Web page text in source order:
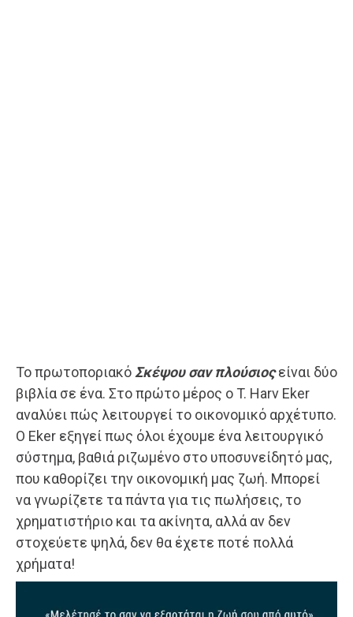
Το πρωτοποριακό Σκέψου σαν πλούσιος είναι δύο
βιβλία σε ένα. Στο πρώτο μέρος ο T. Harv Eker
αναλύει πώς λειτουργεί το οικο­νομικό αρχέτυπο.
Ο Eker εξηγεί πως όλοι έχουμε ένα λειτουργικό
σύστημα, βαθιά ριζωμένο στο υποσυνείδητό μας,
που καθορί­ζει την οικονομική μας ζωή. Μπορεί
να γνωρίζετε τα πάντα για τις πωλήσεις, το
χρηματιστήριο και τα ακίνητα, αλλά αν δεν
στοχεύετε ψηλά, δεν θα έχετε ποτέ πολλά
χρήματα!